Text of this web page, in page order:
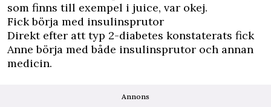
som finns till exempel i juice, var okej.
Fick börja med insulinsprutor
Direkt efter att typ 2-diabetes konstaterats fick
Anne börja med både insulinsprutor och annan
medicin.
Annons